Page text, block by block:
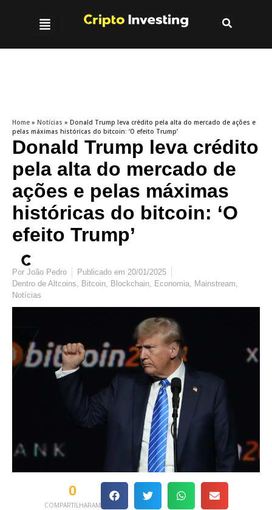
Home » Notícias » Donald Trump leva crédito pela alta do mercado de ações e
pelas máximas históricas do bitcoin: ‘O efeito Trump’
Donald Trump leva crédito
pela alta do mercado de
ações e pelas máximas
históricas do bitcoin: ‘O
efeito Trump’
Por João Pedro Publicado em 20/01/2025
Dentro de Altcoins, Bitcoin, Blockchain, Economia, Mainstream,
Notícias
COMPARTILHARAM
0